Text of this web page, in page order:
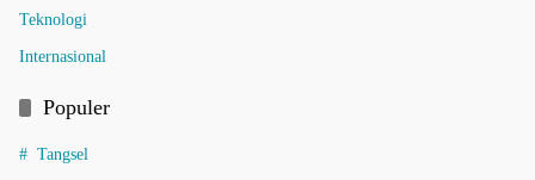
Teknologi
Internasional
Populer
Tangsel